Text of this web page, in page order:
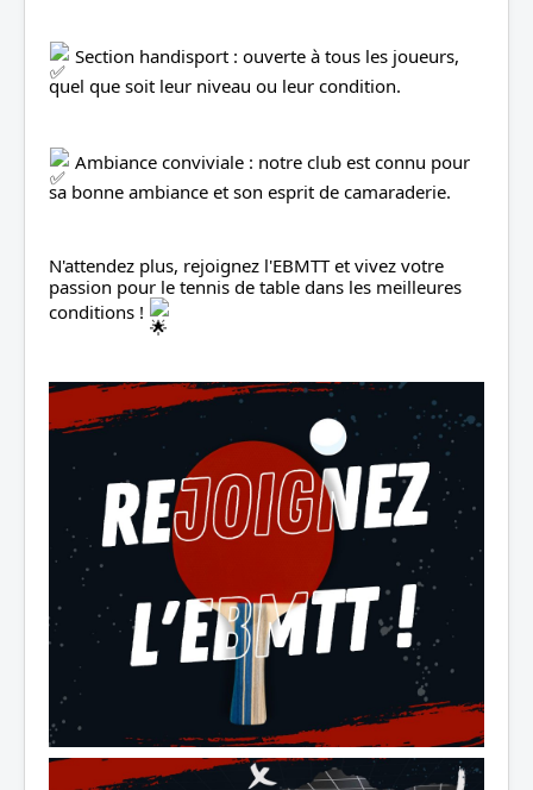
Section handisport : ouverte à tous les joueurs,
quel que soit leur niveau ou leur condition.
Ambiance conviviale : notre club est connu pour
sa bonne ambiance et son esprit de camaraderie.
N'attendez plus, rejoignez l'EBMTT et vivez votre
passion pour le tennis de table dans les meilleures
conditions !